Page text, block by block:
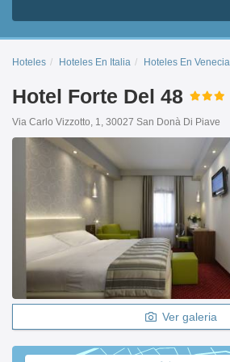
Hoteles Hoteles En Italia Hoteles En Venecia
Hotel Forte Del 48
Via Carlo Vizzotto, 1, 30027 San Donà Di Piave
Ver galeria